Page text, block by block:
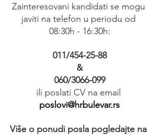
Zainteresovani kandidati se mogu
javiti na telefon u periodu od
08:30h - 16:30h:
011/454-25-88
&
060/3066-099
ili poslati CV na email
poslovi@hrbulevar.rs
Više o ponudi posla pogledajte na